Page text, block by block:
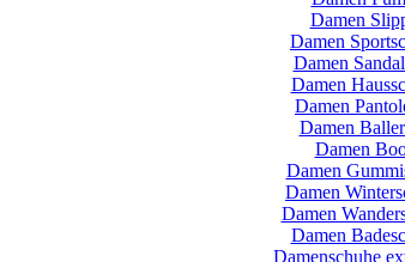
Damen
Damen
Damen
Damen
Damen
Damen
Damen
Damen
Damen
Damen
Damen
Damenschuhe